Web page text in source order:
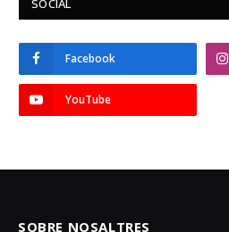
SOCIAL
Facebook
YouTube
SOBRE NOSALTRES